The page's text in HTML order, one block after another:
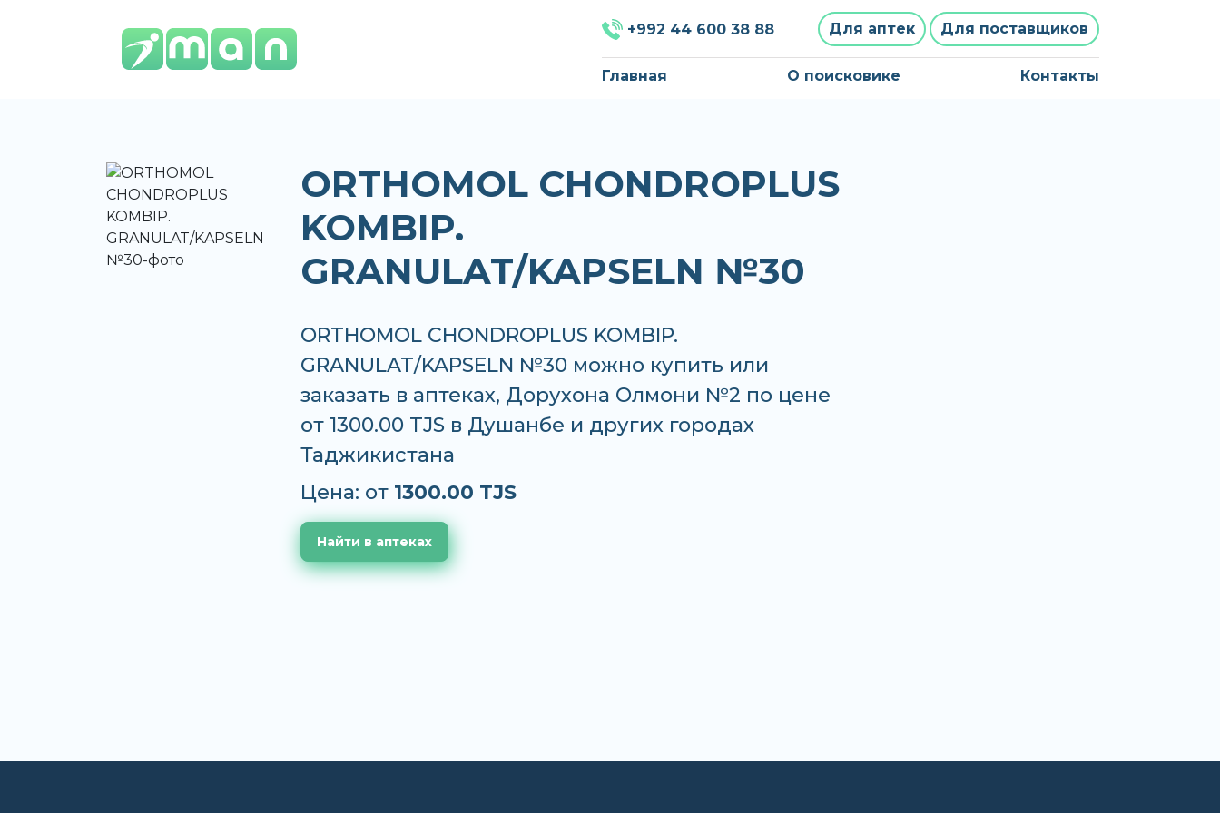
+992 44 600 38 88 Для аптек Для поставщиков
Главная О поисковике Контакты
ORTHOMOL CHONDROPLUS
KOMBIP.
GRANULAT/KAPSELN №30
ORTHOMOL CHONDROPLUS KOMBIP.
GRANULAT/KAPSELN №30 можно купить или
заказать в аптеках, Дорухона Олмони №2 по цене
от 1300.00 TJS в Душанбе и других городах
Таджикистана
Цена: от 1300.00 TJS
Найти в аптеках